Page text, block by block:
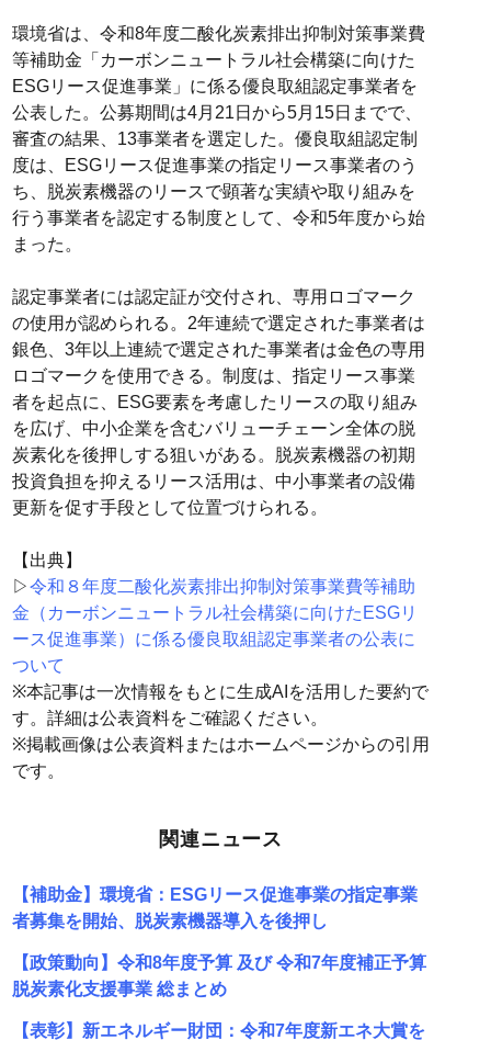
環境省は、令和8年度二酸化炭素排出抑制対策事業費
等補助金「カーボンニュートラル社会構築に向けた
ESGリース促進事業」に係る優良取組認定事業者を
公表した。公募期間は4月21日から5月15日までで、
審査の結果、13事業者を選定した。優良取組認定制
度は、ESGリース促進事業の指定リース事業者のう
ち、脱炭素機器のリースで顕著な実績や取り組みを
行う事業者を認定する制度として、令和5年度から始
まった。
認定事業者には認定証が交付され、専用ロゴマーク
の使用が認められる。2年連続で選定された事業者は
銀色、3年以上連続で選定された事業者は金色の専用
ロゴマークを使用できる。制度は、指定リース事業
者を起点に、ESG要素を考慮したリースの取り組み
を広げ、中小企業を含むバリューチェーン全体の脱
炭素化を後押しする狙いがある。脱炭素機器の初期
投資負担を抑えるリース活用は、中小事業者の設備
更新を促す手段として位置づけられる。
【出典】
▷令和８年度二酸化炭素排出抑制対策事業費等補助
金（カーボンニュートラル社会構築に向けたESGリ
ース促進事業）に係る優良取組認定事業者の公表に
ついて
※本記事は一次情報をもとに生成AIを活用した要約で
す。詳細は公表資料をご確認ください。
※掲載画像は公表資料またはホームページからの引用
です。
関連ニュース
【補助金】環境省：ESGリース促進事業の指定事業
者募集を開始、脱炭素機器導入を後押し
【政策動向】令和8年度予算 及び 令和7年度補正予算
脱炭素化支援事業 総まとめ
【表彰】新エネルギー財団：令和7年度新エネ大賞を